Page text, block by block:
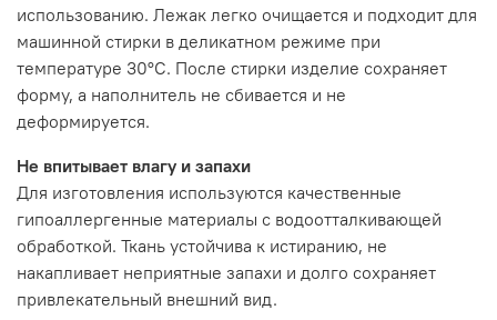
использованию. Лежак легко очищается и подходит для
машинной стирки в деликатном режиме при
температуре 30°C. После стирки изделие сохраняет
форму, а наполнитель не сбивается и не
деформируется.
Не впитывает влагу и запахи
Для изготовления используются качественные
гипоаллергенные материалы с водоотталкивающей
обработкой. Ткань устойчива к истиранию, не
накапливает неприятные запахи и долго сохраняет
привлекательный внешний вид.